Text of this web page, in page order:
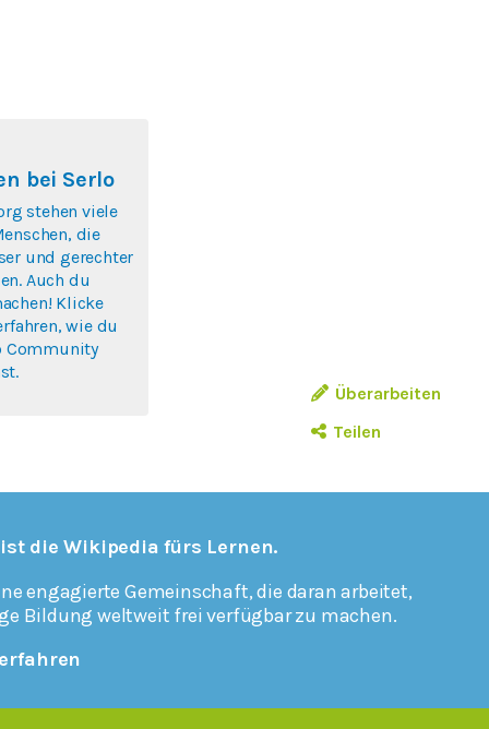
Überarbeiten
Teilen
bei Serlo
stehen viele
die
und gerechter
Auch du
Klicke
wie du
Community
die Wikipedia fürs Lernen.
engagierte Gemeinschaft, die daran arbeitet,
Bildung weltweit frei verfügbar zu machen.